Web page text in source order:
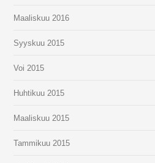
Maaliskuu 2016
Syyskuu 2015
Voi 2015
Huhtikuu 2015
Maaliskuu 2015
Tammikuu 2015